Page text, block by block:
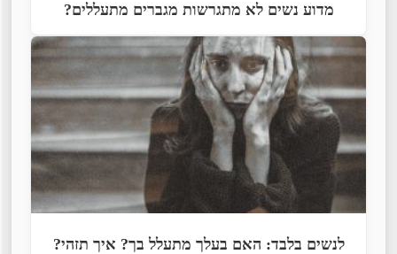
מדוע נשים לא מתגרשות מגברים מתעללים?
לנשים בלבד: האם בעלך מתעלל בך? איך תזהי?